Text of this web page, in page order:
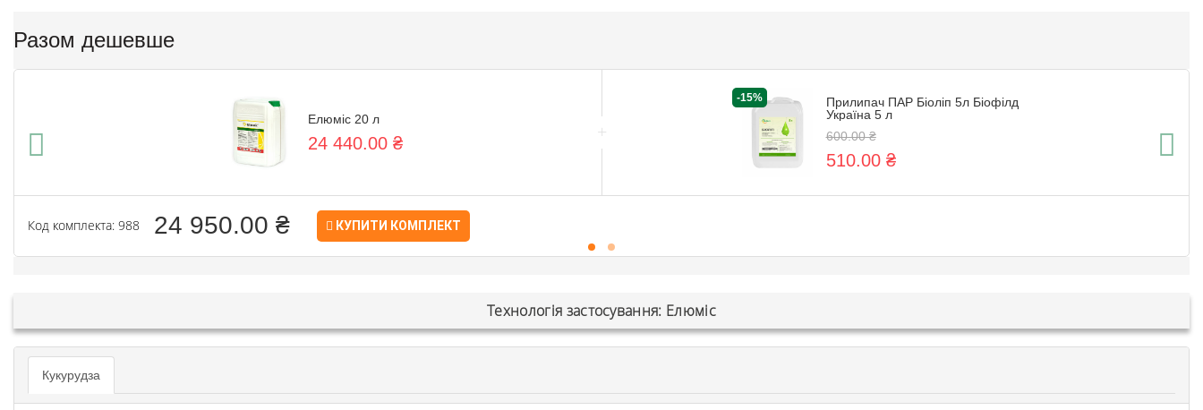
Разом дешевше
Елюміс 20 л
24 440.00 ₴ +
-15%
Прилипач ПАР Біоліп 5л Біофілд
Україна 5 л
600.00 ₴
510.00 ₴
Код комплекта: 988 24 950.00 ₴ КУПИТИ КОМПЛЕКТ
Технологія застосування: Елюміс
Кукурудза